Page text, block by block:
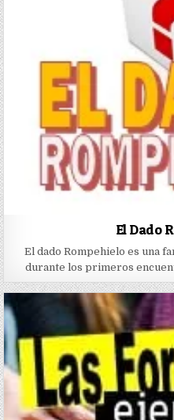
El Dado
El dado Rompehielo es una
durante los primeros